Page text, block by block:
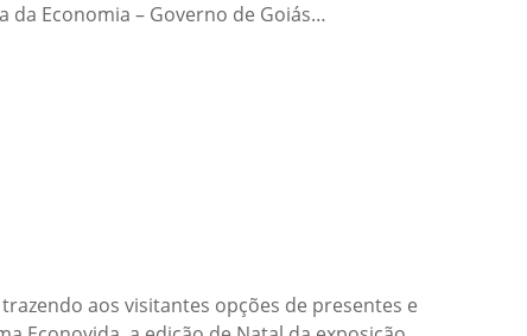
Economia – Governo de Goiás…
aos visitantes opções de presentes e